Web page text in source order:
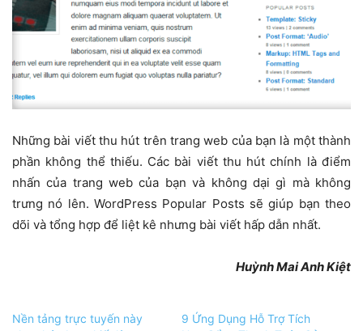
Những bài viết thu hút trên trang web của bạn là một thành
phần không thể thiếu. Các bài viết thu hút chính là điểm
nhấn của trang web của bạn và không dại gì mà không
trưng nó lên. WordPress Popular Posts sẽ giúp bạn theo
dõi và tổng hợp để liệt kê nhưng bài viết hấp dẫn nhất.
Huỳnh Mai Anh Kiệt
Nền tảng trực tuyến này
9 Ứng Dụng Hỗ Trợ Tích